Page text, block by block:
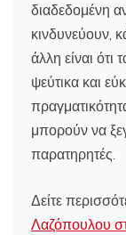
διαδεδομένη
κινδυνεύουν,
άλλη είναι
ψεύτικα και
μπορούν να
παρατηρητές.
Δείτε
Λαζόπουλου